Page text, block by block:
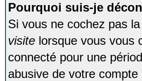
Pourquoi suis-je
Si vous ne cochez pas
visite lorsque vous vous
connecté pour une
abusive de votre